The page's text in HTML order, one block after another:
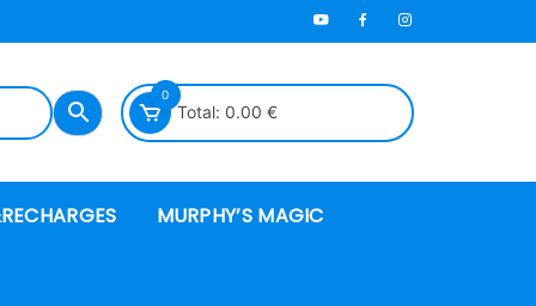
0
Total: 0.00 €
MURPHY’S MAGIC